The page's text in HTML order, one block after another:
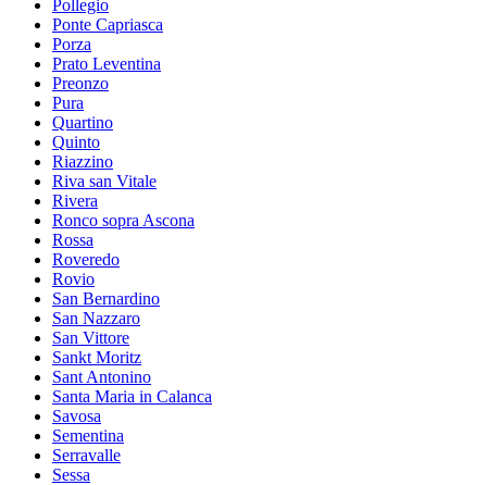
Pollegio
Ponte Capriasca
Porza
Prato Leventina
Preonzo
Pura
Quartino
Quinto
Riazzino
Riva san Vitale
Rivera
Ronco sopra Ascona
Rossa
Roveredo
Rovio
San Bernardino
San Nazzaro
San Vittore
Sankt Moritz
Sant Antonino
Santa Maria in Calanca
Savosa
Sementina
Serravalle
Sessa